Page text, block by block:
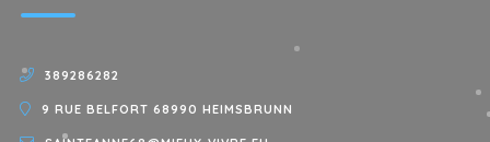
389286282
9 RUE BELFORT 68990 HEIMSBRUNN